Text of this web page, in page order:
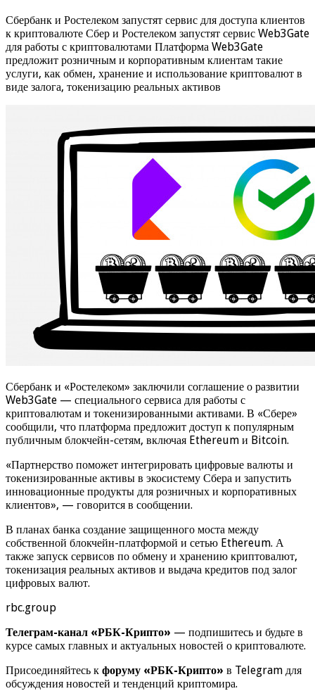
Сбербанк и Ростелеком запустят сервис для доступа клиентов
к криптовалюте Сбер и Ростелеком запустят сервис Web3Gate
для работы с криптовалютами Платформа Web3Gate
предложит розничным и корпоративным клиентам такие
услуги, как обмен, хранение и использование криптовалют в
виде залога, токенизацию реальных активов
Сбербанк и «Ростелеком» заключили соглашение о развитии
Web3Gate — специального сервиса для работы с
криптовалютам и токенизированными активами. В «Сбере»
сообщили, что платформа предложит доступ к популярным
публичным блокчейн-сетям, включая Ethereum и Bitcoin.
«Партнерство поможет интегрировать цифровые валюты и
токенизированные активы в экосистему Сбера и запустить
инновационные продукты для розничных и корпоративных
клиентов», — говорится в сообщении.
В планах банка создание защищенного моста между
собственной блокчейн-платформой и сетью Ethereum. А
также запуск сервисов по обмену и хранению криптовалют,
токенизация реальных активов и выдача кредитов под залог
цифровых валют.
rbc.group
Телеграм-канал «РБК-Крипто» — подпишитесь и будьте в
курсе самых главных и актуальных новостей о криптовалюте.
Присоединяйтесь к форуму «РБК-Крипто» в Telegram для
обсуждения новостей и тенденций криптомира.